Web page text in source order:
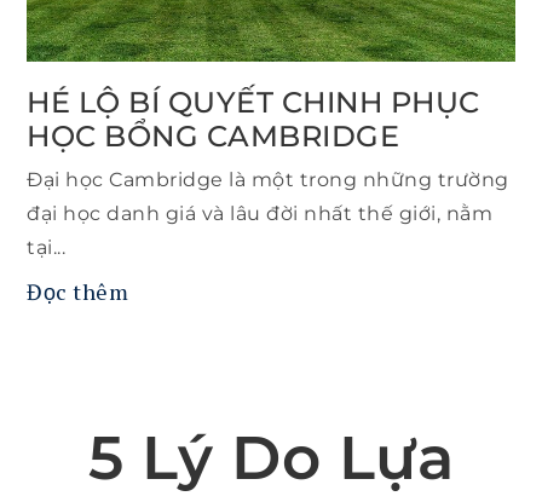
HÉ LỘ BÍ QUYẾT CHINH PHỤC
HỌC BỔNG CAMBRIDGE
Đại học Cambridge là một trong những trường
đại học danh giá và lâu đời nhất thế giới, nằm
tại...
Đọc thêm
5 Lý Do Lựa